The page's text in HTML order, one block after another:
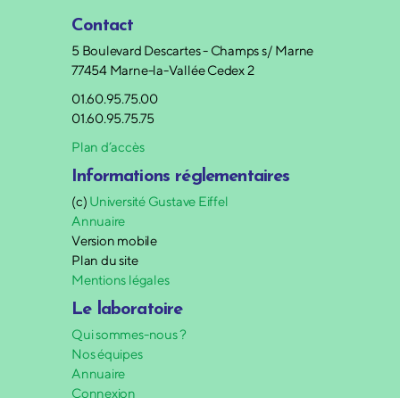
Contact
5 Boulevard Descartes - Champs s/ Marne
77454 Marne-la-Vallée Cedex 2
01.60.95.75.00
01.60.95.75.75
Plan d’accès
Informations réglementaires
(c) Université Gustave Eiffel
Annuaire
Version mobile
Plan du site
Mentions légales
Le laboratoire
Qui sommes-nous ?
Nos équipes
Annuaire
Connexion